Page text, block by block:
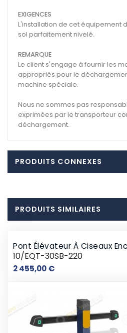
EXIGENCES
L'installation de cet équipement
sol parfaitement nivelé.
REMARQUE
Le client s'engage à fournir les
appropriés pour le
machine spéciale.
Nous ne sommes pas
exprimées par le transporteur
déchargement.
PRODUITS CONNEXES
PRODUITS SIMILAIRES
Pont Élévateur À Ciseaux
10/EQT-30SB-220
2 455,00 €Prix